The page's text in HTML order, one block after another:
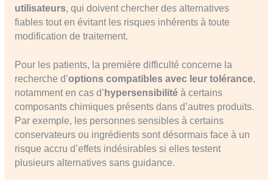
utilisateurs, qui doivent chercher des alternatives
fiables tout en évitant les risques inhérents à toute
modification de traitement.
Pour les patients, la première difficulté concerne la
recherche d’options compatibles avec leur tolérance,
notamment en cas d’ hypersensibilitéà certains
composants chimiques présents dans d’autres produits.
Par exemple, les personnes sensibles à certains
conservateurs ou ingrédients sont désormais face à un
risque accru d’effets indésirables si elles testent
plusieurs alternatives sans guidance.